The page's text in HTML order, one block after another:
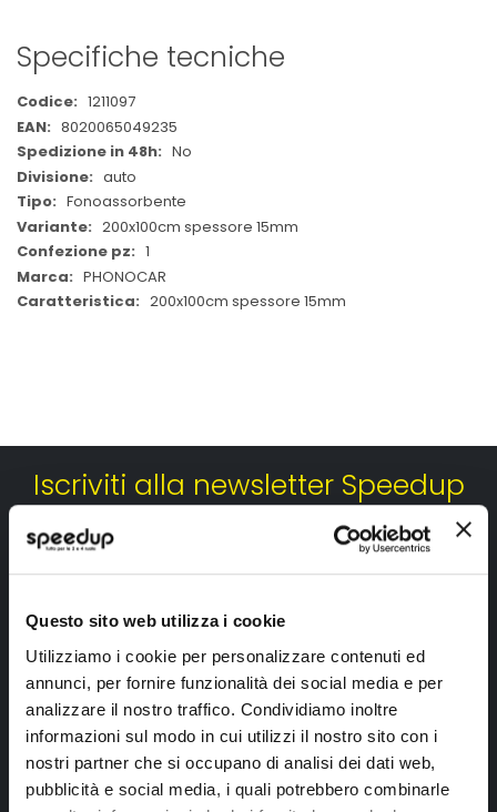
Questo sito web utilizza i cookie
Utilizziamo i cookie per personalizzare contenuti ed
annunci, per fornire funzionalità dei social media e per
analizzare il nostro traffico. Condividiamo inoltre
informazioni sul modo in cui utilizzi il nostro sito con i
nostri partner che si occupano di analisi dei dati web,
pubblicità e social media, i quali potrebbero combinarle
Specifiche tecniche
Maggiori
Informazioni
1211097
8020065049235
No
auto
Fonoassorbente
200x100cm spessore 15mm
1
PHONOCAR
200x100cm spessore 15mm
Iscriviti alla newsletter Speedup
Ricevi subito uno sconto del 10% per il tuo primo acquisto online!
Ho letto e accettato il documentoprivacy policy
Iscrivimi